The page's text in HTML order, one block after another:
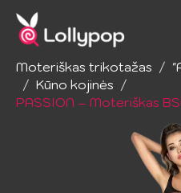
Pradžia
Apatinis
Moteriškas trikotažas
Kūno kojinės
PASSION – Moteriškas